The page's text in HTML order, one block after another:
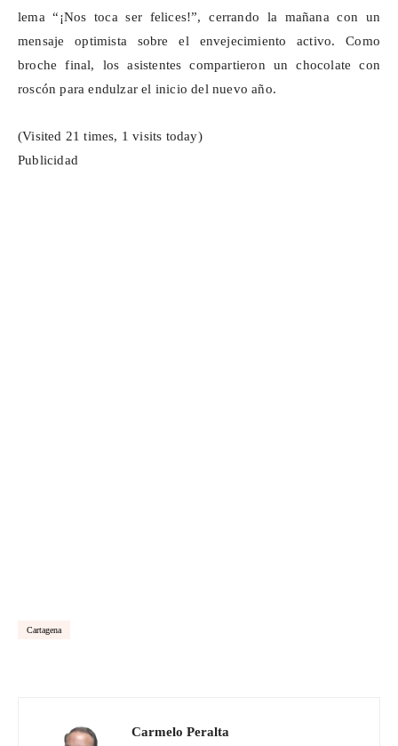
lema “¡Nos toca ser felices!”, cerrando la mañana con un
mensaje optimista sobre el envejecimiento activo. Como
broche final, los asistentes compartieron un chocolate con
roscón para endulzar el inicio del nuevo año.
(Visited 21 times, 1 visits today)
Publicidad
Cartagena
Carmelo Peralta